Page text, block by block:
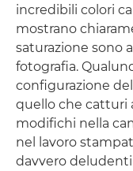
incredibili colori
mostrano
saturazione sono
fotografia.
configurazione
quello che catturi
modifichi nella
nel lavoro
davvero